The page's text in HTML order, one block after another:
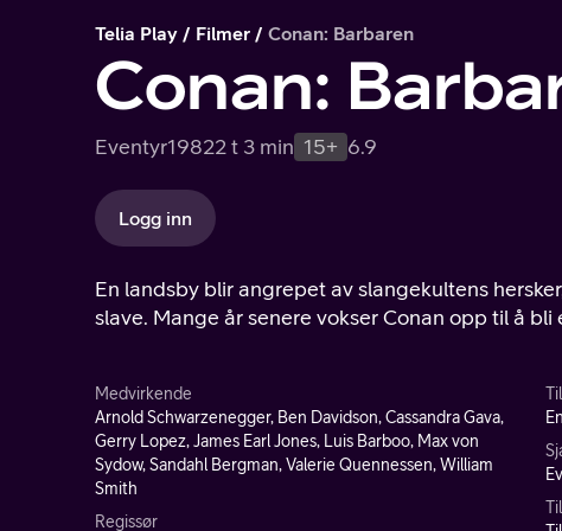
Telia Play Filmer Conan: Barbaren
Conan:
Eventyr19822 t 3 min 15+ 6.9
Logg inn
En landsby blir angrepet av slangekultens
slave. Mange år senere vokser Conan opp til å
Medvirkende
Arnold Schwarzenegger, Ben Davidson, Cassandra Gava,
Gerry Lopez, James Earl Jones, Luis Barboo, Max von
Sydow, Sandahl Bergman, Valerie Quennessen, William
Smith
Regissør